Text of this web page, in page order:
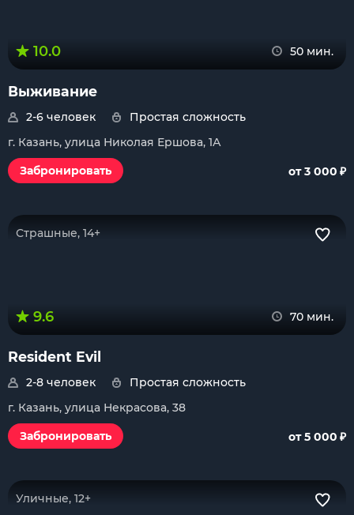
10.0 50 мин.
Выживание
2-6 человек
Простая сложность
г. Казань, улица Николая Ершова, 1А
Забронировать
от 3 000 ₽
Страшные, 14+
9.6 70 мин.
Resident Evil
2-8 человек
Простая сложность
г. Казань, улица Некрасова, 38
Забронировать
от 5 000 ₽
Уличные, 12+